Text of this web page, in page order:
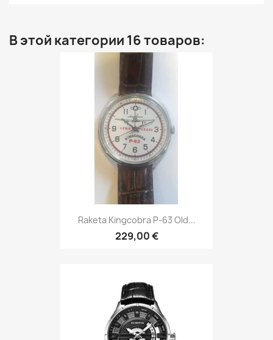
В этой категории 16 товаров:
Raketa Kingcobra P-63 Old...
229,00 €